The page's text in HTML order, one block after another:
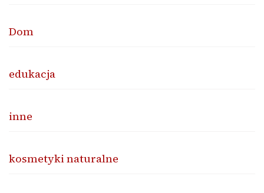
Dom
edukacja
inne
kosmetyki naturalne